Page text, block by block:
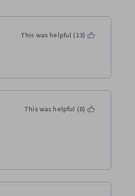
This was helpful (13)
This was helpful (8)